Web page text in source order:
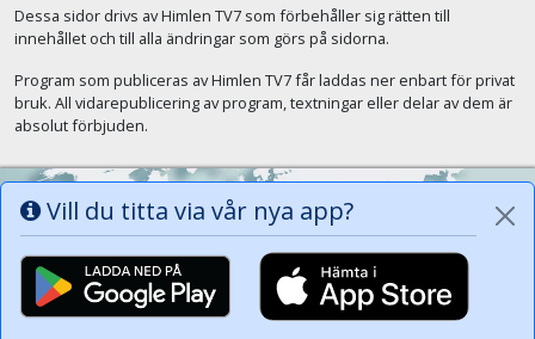
Vill du titta via vår nya app?
Dessa sidor drivs av Himlen TV7 som förbehåller sig rätten till
innehållet och till alla ändringar som görs på sidorna.
Program som publiceras av Himlen TV7 får laddas ner enbart för privat
bruk. All vidarepublicering av program, textningar eller delar av dem är
absolut förbjuden.
Alla tungor ska bekänna att Jesus Kristus
är Herren, Gud Fadern till ära. (Fil 2:11)